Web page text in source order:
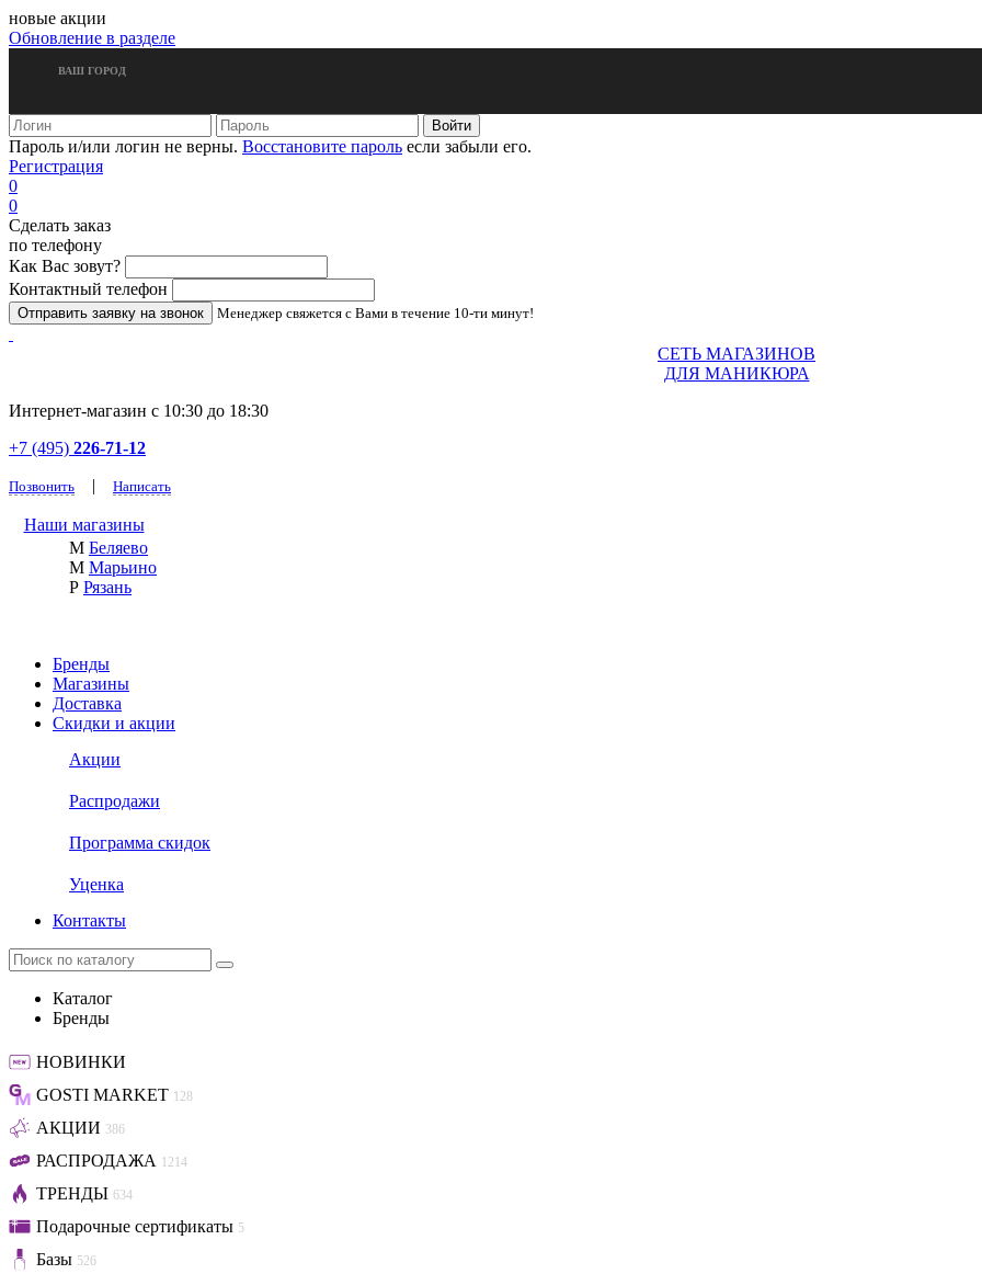
новые акции
Обновление в разделе
ВАШ ГОРОД
Пароль и/или логин не верны. Восстановите пароль если забыли его.
Регистрация
0
0
Сделать заказ
по телефону
Как Вас зовут?
Контактный телефон
Менеджер свяжется с Вами в течение 10-ти минут!
СЕТЬ МАГАЗИНОВ
ДЛЯ МАНИКЮРА
Интернет-магазин с 10:30 до 18:30
+7 (495) 226-71-12
Позвонить | Написать
Наши магазины
М Беляево
М Марьино
Р Рязань
Бренды
Магазины
Доставка
Скидки и акции
Акции
Распродажи
Программа скидок
Уценка
Контакты
Каталог
Бренды
НОВИНКИ
GOSTI MARKET 128
АКЦИИ 386
РАСПРОДАЖА 1214
ТРЕНДЫ 634
Подарочные сертификаты 5
Базы 526